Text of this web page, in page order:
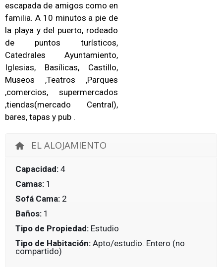
escapada de amigos como en
familia. A 10 minutos a pie de
la playa y del puerto, rodeado
de puntos turísticos,
Catedrales Ayuntamiento,
Iglesias, Basílicas, Castillo,
Museos ,Teatros ,Parques
,comercios, supermercados
,tiendas(mercado Central),
bares, tapas y pub .
EL ALOJAMIENTO
Capacidad: 4
Camas: 1
Sofá Cama: 2
Baños: 1
Tipo de Propiedad: Estudio
Tipo de Habitación: Apto/estudio. Entero (no
compartido)